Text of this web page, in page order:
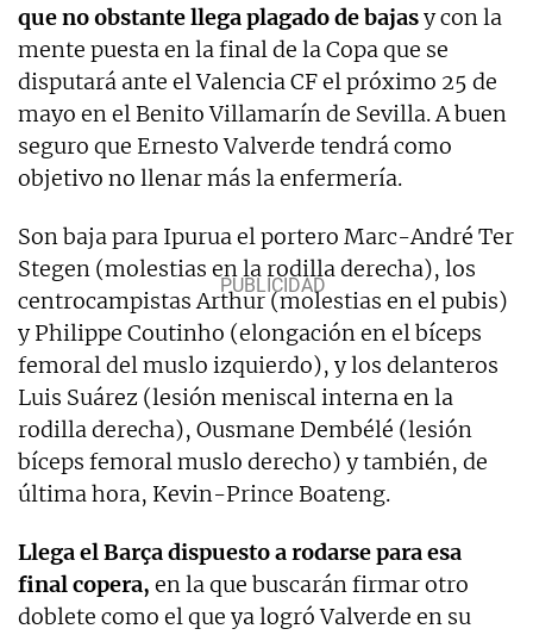
que no obstante llega plagado de bajasy con la
mente puesta en la final de la Copa que se
disputará ante el Valencia CF el próximo 25 de
mayo en el Benito Villamarín de Sevilla. A buen
seguro que Ernesto Valverde tendrá como
objetivo no llenar más la enfermería.
Son baja para Ipurua el portero Marc-André Ter
Stegen (molestias en la rodilla derecha), los
centrocampistas Arthur (molestias en el pubis)
y Philippe Coutinho (elongación en el bíceps
femoral del muslo izquierdo), y los delanteros
Luis Suárez (lesión meniscal interna en la
rodilla derecha), Ousmane Dembélé (lesión
bíceps femoral muslo derecho) y también, de
última hora, Kevin-Prince Boateng.
Llega el Barça dispuesto a rodarse para esa
final copera, en la que buscarán firmar otro
doblete como el que ya logró Valverde en su